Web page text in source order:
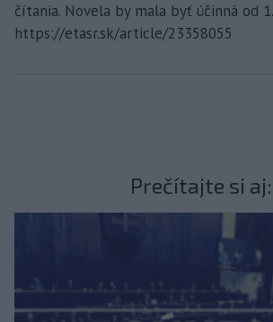
čítania. Novela by mala byť účinná od
https://etasr.sk/article/23358055
Prečítajte si aj: